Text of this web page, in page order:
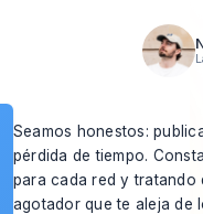
Seamos honestos:
pérdida de tiempo.
para cada red y tratando
agotador que te aleja de